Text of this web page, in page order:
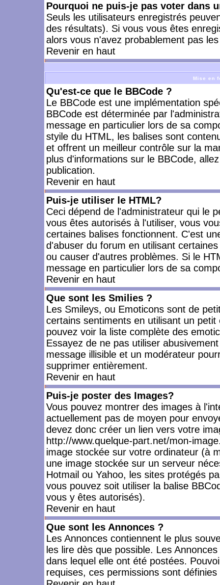
Pourquoi ne puis-je pas voter dans
Seuls les utilisateurs enregistrés
des résultats). Si vous vous êtes
alors vous n'avez probablement pas
Revenir en haut
Mise en
Qu'est-ce que le BBCode ?
Le BBCode est une implémentation
BBCode est déterminée par
message en particulier lors de sa
styile du HTML, les balises sont
et offrent un meilleur contrôle sur la
plus d'informations sur le BBCode,
publication.
Revenir en haut
Puis-je utiliser le HTML?
Ceci dépend de l'administrateur qui le
vous êtes autorisés à l'utiliser, vous
certaines balises fonctionnent. C'est
d'abuser du forum en utilisant
ou causer d'autres problèmes. Si le
message en particulier lors de sa
Revenir en haut
Que sont les Smilies ?
Les Smileys, ou Emoticons sont de
certains sentiments en utilisant un
pouvez voir la liste complète des
Essayez de ne pas utiliser
message illisible et un modérateur
supprimer entièrement.
Revenir en haut
Puis-je poster des Images?
Vous pouvez montrer des images à
actuellement pas de moyen pour
devez donc créer un lien vers votre
http://www.quelque-part.net/mon-
image stockée sur votre ordinateur (à
une image stockée sur un serveur
Hotmail ou Yahoo, les sites protégés
vous pouvez soit utiliser la balise
vous y êtes autorisés).
Revenir en haut
Que sont les Annonces ?
Les Annonces contiennent le plus
les lire dès que possible. Les
dans lequel elle ont été postées.
requises, ces permissions sont